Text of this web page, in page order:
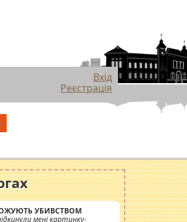
Вхід
Реєстрація
УБИВСТВОМ
мені картинку-